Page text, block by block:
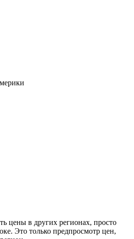
цены в других регионах, просто
Это только предпросмотр цен,